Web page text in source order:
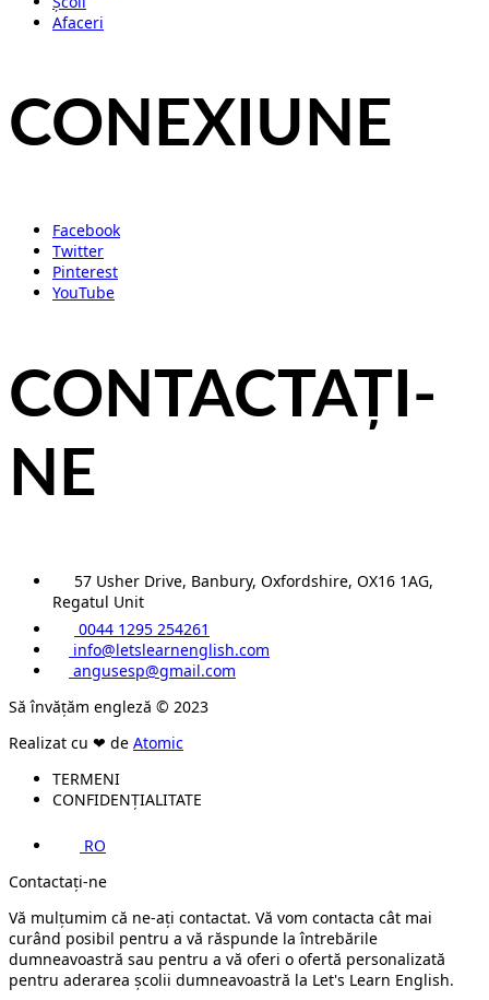
Afaceri
CONEXIUNE
Facebook
Twitter
Pinterest
YouTube
CONTACTAȚI-
NE
57 Usher Drive, Banbury, Oxfordshire, OX16 1AG,
Regatul Unit
0044 1295 254261
info@letslearnenglish.com
angusesp@gmail.com
Să învățăm engleză © 2023
Realizat cu ❤ de Atomic
TERMENI
CONFIDENȚIALITATE
RO
Contactați-ne
Vă mulțumim că ne-ați contactat. Vă vom contacta cât mai
curând posibil pentru a vă răspunde la întrebările
dumneavoastră sau pentru a vă oferi o ofertă personalizată
pentru aderarea școlii dumneavoastră la Let's Learn English.